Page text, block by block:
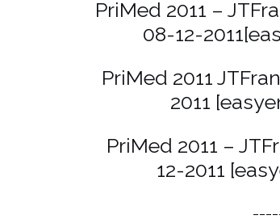
PriMed 2011 –
08-12-
PriMed 2011
2011
PriMed 2011 –
12-2011